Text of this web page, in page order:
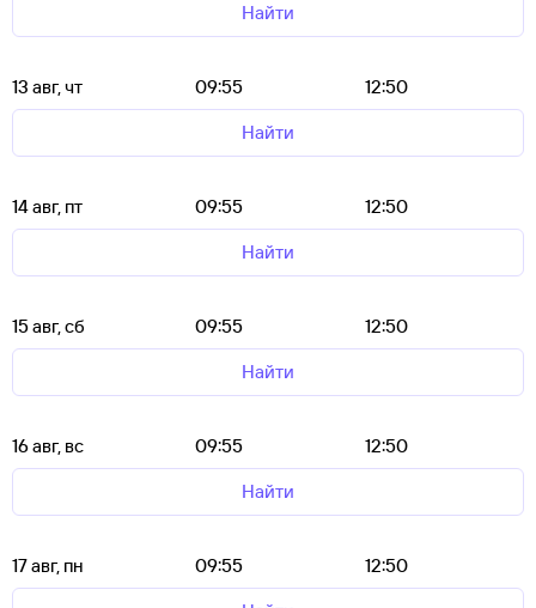
Найти
13 авг, чт 09:55
12:50
Найти
14 авг, пт 09:55
12:50
Найти
15 авг, сб 09:55
12:50
Найти
16 авг, вс 09:55
12:50
Найти
17 авг, пн 09:55
12:50